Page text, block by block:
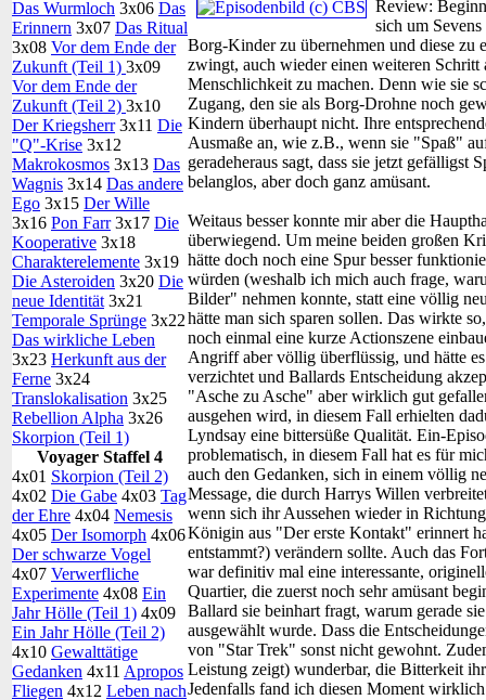
Das Wurmloch 3x06 Das
Erinnern 3x07 Das Ritual
3x08 Vor dem Ende der
Zukunft (Teil 1) 3x09
Vor dem Ende der
Zukunft (Teil 2) 3x10
Der Kriegsherr3x11 Die
"Q"-Krise 3x12
Makrokosmos 3x13 Das
Wagnis 3x14 Das andere
Ego 3x15 Der Wille
3x16 Pon Farr3x17 Die
Kooperative 3x18
Charakterelemente 3x19
Die Asteroiden 3x20 Die
neue Identität 3x21
Temporale Sprünge 3x22
Das wirkliche Leben
3x23 Herkunft aus der
Ferne 3x24
Translokalisation 3x25
Rebellion Alpha 3x26
Skorpion (Teil 1)
Voyager Staffel 4
4x01 Skorpion (Teil 2)
4x02 Die Gabe 4x03 Tag
der Ehre 4x04 Nemesis
4x05 Der Isomorph 4x06
Der schwarze Vogel
4x07 Verwerfliche
Experimente 4x08 Ein
Jahr Hölle (Teil 1) 4x09
Ein Jahr Hölle (Teil 2)
4x10 Gewalttätige
Gedanken 4x11 Apropos
Fliegen 4x12 Leben nach
Review:
sich um
Borg-Kinder zu übernehmen und diese zu
zwingt, auch wieder einen weiteren
Menschlichkeit zu machen. Denn wie sie
Zugang, den sie als Borg-Drohne noch
Kindern überhaupt nicht. Ihre
Ausmaße an, wie z.B., wenn sie "Spaß"
geradeheraus sagt, dass sie jetzt gefälligst
belanglos, aber doch ganz amüsant.
Weitaus besser konnte mir aber die
überwiegend. Um meine beiden großen
hätte doch noch eine Spur besser
würden (weshalb ich mich auch frage,
Bilder" nehmen konnte, statt eine völlig
hätte man sich sparen sollen. Das wirkte
noch einmal eine kurze Actionszene
Angriff aber völlig überflüssig, und hätte
verzichtet und Ballards Entscheidung
"Asche zu Asche" aber wirklich gut
ausgehen wird, in diesem Fall erhielten
Lyndsay eine bittersüße Qualität. Ein-
problematisch, in diesem Fall hat es für
auch den Gedanken, sich in einem völlig
Message, die durch Harrys Willen
wenn sich ihr Aussehen wieder in
Königin aus "Der erste Kontakt" erinnert
entstammt?) verändern sollte. Auch das
war definitiv mal eine interessante,
Quartier, die zuerst noch sehr amüsant
Ballard sie beinhart fragt, warum gerade
ausgewählt wurde. Dass die
von "Star Trek" sonst nicht gewohnt.
Leistung zeigt) wunderbar, die Bitterkeit
Jedenfalls fand ich diesen Moment